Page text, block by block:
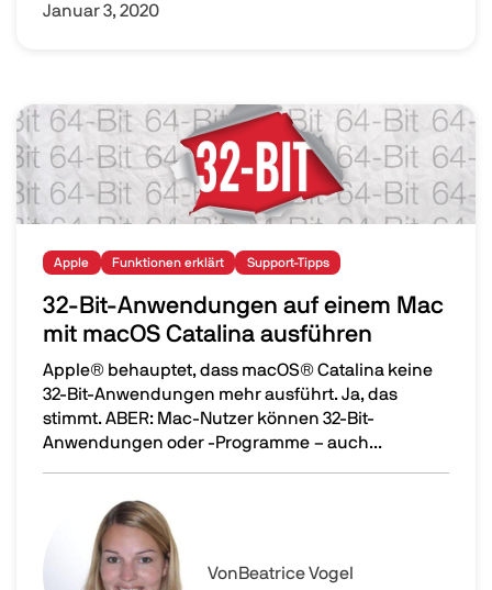
Januar 3, 2020
Image
Apple Funktionen erklärt Support-Tipps
32-Bit-Anwendungen auf einem Mac
mit macOS Catalina ausführen
Apple® behauptet, dass macOS® Catalina keine
32-Bit-Anwendungen mehr ausführt. Ja, das
stimmt. ABER: Mac-Nutzer können 32-Bit-
Anwendungen oder -Programme – auch...
32-Bit-Anwendungen auf einem Mac mit macOS
VonBeatrice Vogel